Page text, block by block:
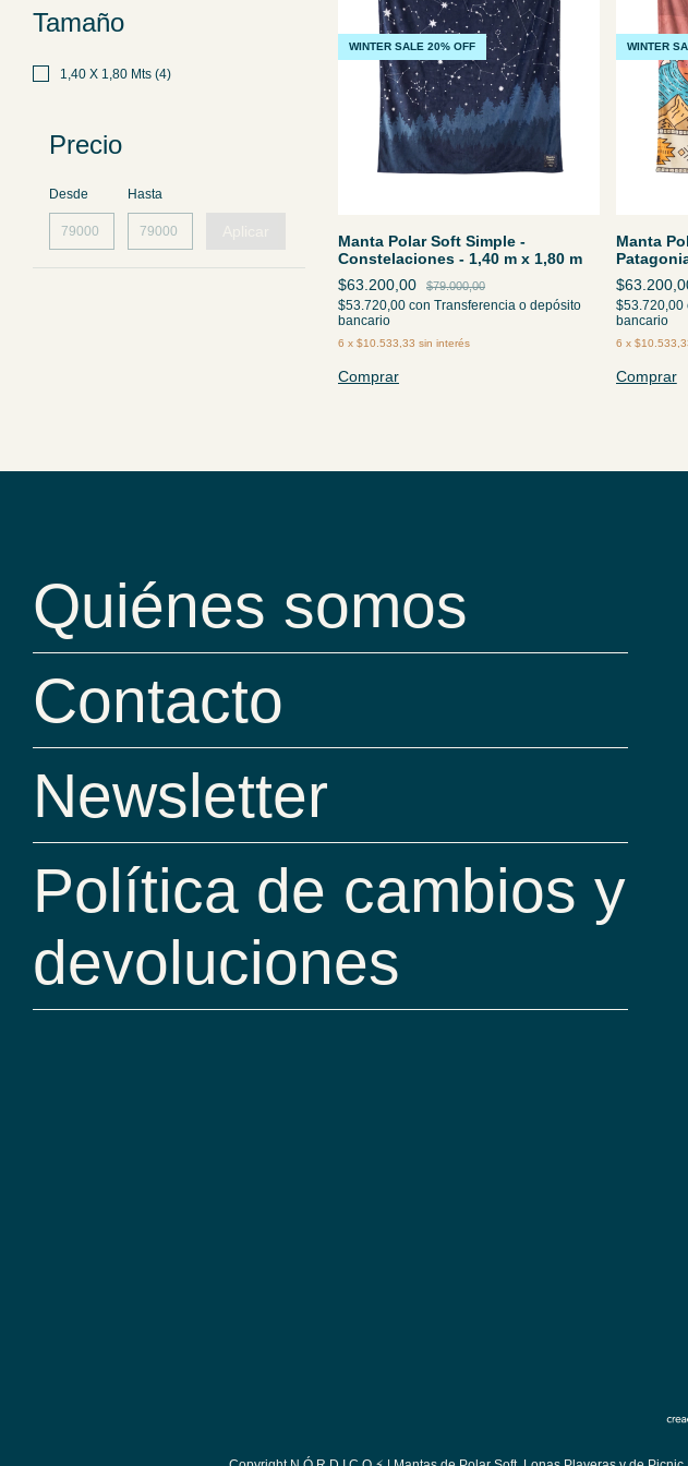
Tamaño
1,40 X 1,80 Mts (4)
Precio
Desde Hasta
WINTER SALE 20% OFF
Manta Polar Soft Simple -
Constelaciones - 1,40 m x 1,80 m
$63.200,00
$79.000,00
$53.720,00 con Transferencia o depósito
bancario
6 x $10.533,33 sin interés
Comprar
WINTER
Manta
$53.720,00
bancario
6 x
Comprar
Quiénes somos
Contacto
Newsletter
Política de cambios y
devoluciones